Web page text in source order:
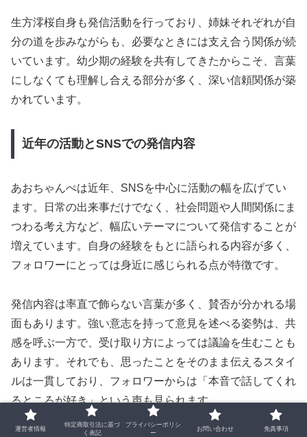
生方澪桜自身も発信活動を行っており、姉妹それぞれが自
分の道を歩みながらも、必要なときには支え合う関係が続
いています。幼少期の経験を共有してきたからこそ、言葉
にしなくても理解し合える部分が多く、深い信頼関係が築
かれています。
近年の活動とSNSでの発信内容
あおちゃんぺは近年、SNSを中心に活動の幅を広げてい
ます。日常の出来事だけでなく、社会問題や人間関係にま
つわる考え方など、幅広いテーマについて発信することが
増えています。自身の経験をもとに語られる内容が多く、
フォロワーにとっては身近に感じられる点が特徴です。
発信内容は率直で飾らない言葉が多く、賛否が分かれる場
面もあります。強い意志を持って意見を述べる姿勢は、共
感を呼ぶ一方で、受け取り方によっては議論を生むことも
あります。それでも、思ったことをそのまま伝えるスタイ
ルは一貫しており、フォロワーからは「本音で話してくれ
るところが好き」という声も見られます。
運営者情報
特定商取引法に基づ
く表記
プライバシーポリシ
ー
お問い合わせ 免責事項